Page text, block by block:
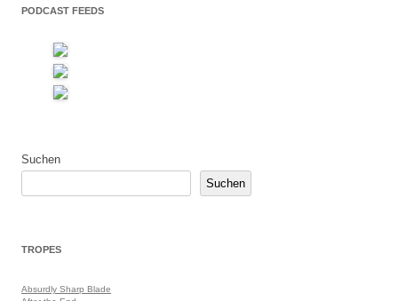
PODCAST FEEDS
Suchen
Suchen
TROPES
Absurdly Sharp Blade